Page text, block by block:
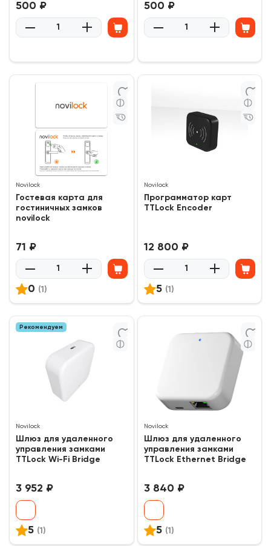
500 ₽ 500 ₽
Novilock
Гостевая карта для
гостиничных замков
novilock
71 ₽
0 (1)
Novilock
Программатор карт
TTLock Encoder
12 800 ₽
5 (1)
Novilock
Шлюз для удаленного
управления замками
TTLock Wi-Fi Bridge
3 952 ₽
5 (1)
Рекомендуем
Novilock
Шлюз для удаленного
управления замками
TTLock Ethernet Bridge
3 840 ₽
5 (1)